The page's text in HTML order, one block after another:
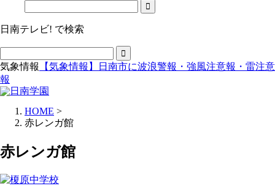
日南テレビ! で検索
気象情報
【気象情報】日南市に波浪警報・強風注意報・雷注意
報
HOME >
赤レンガ館
赤レンガ館